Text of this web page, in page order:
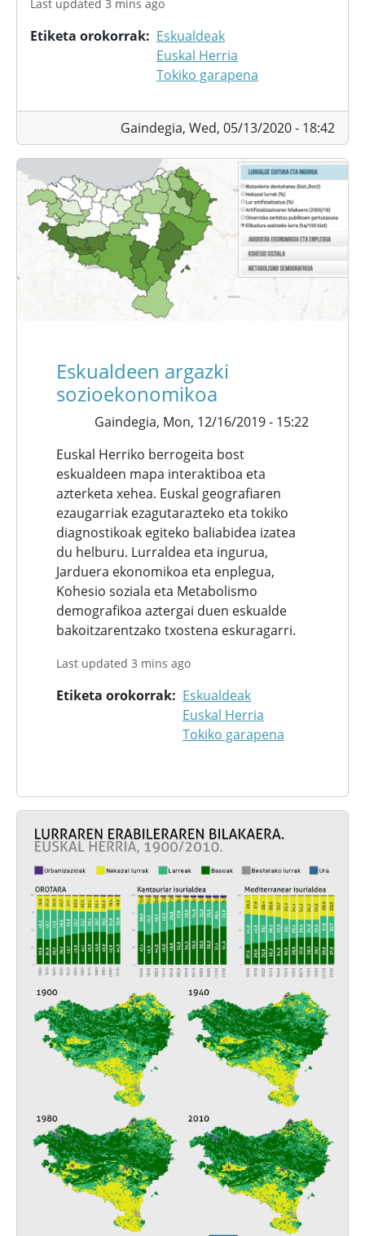
Last updated 3 mins ago
Etiketa orokorrak
Eskualdeak
Euskal Herria
Tokiko garapena
Gaindegia, Wed, 05/13/2020 - 18:42
Eskualdeen argazki
sozioekonomikoa
Gaindegia, Mon, 12/16/2019 - 15:22
Euskal Herriko berrogeita bost
eskualdeen mapa interaktiboa eta
azterketa xehea. Euskal geografiaren
ezaugarriak ezagutarazteko eta tokiko
diagnostikoak egiteko baliabidea izatea
du helburu. Lurraldea eta ingurua,
Jarduera ekonomikoa eta enplegua,
Kohesio soziala eta Metabolismo
demografikoa aztergai duen eskualde
bakoitzarentzako txostena eskuragarri.
Last updated 3 mins ago
Etiketa orokorrak
Eskualdeak
Euskal Herria
Tokiko garapena